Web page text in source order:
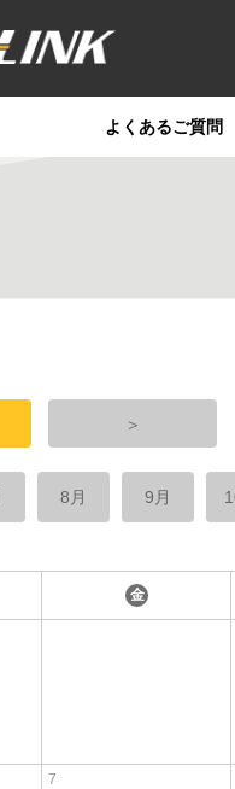
よくあるご質問
＞
8月 9月
金
7